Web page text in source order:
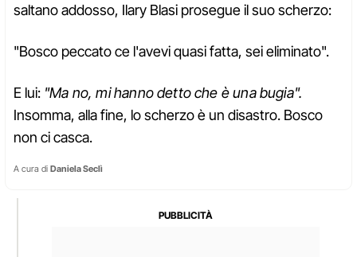
saltano addosso, Ilary Blasi prosegue il suo scherzo:
"Bosco peccato ce l'avevi quasi fatta, sei eliminato".
E lui: "Ma no, mi hanno detto che è una bugia".
Insomma, alla fine, lo scherzo è un disastro. Bosco
non ci casca.
A cura di Daniela Seclì